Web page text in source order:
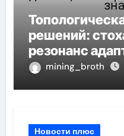
решений:
резонанс
при пороговом
mining_broth
Новости плюс